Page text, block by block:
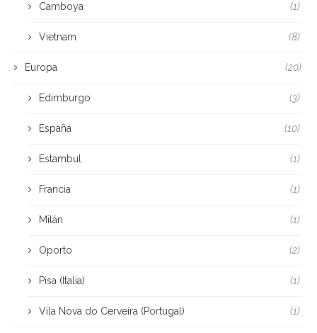
Camboya (1)
Vietnam (8)
Europa (20)
Edimburgo (3)
España (10)
Estambul (1)
Francia (1)
Milán (1)
Oporto (2)
Pisa (Italia) (1)
Vila Nova do Cerveira (Portugal) (1)